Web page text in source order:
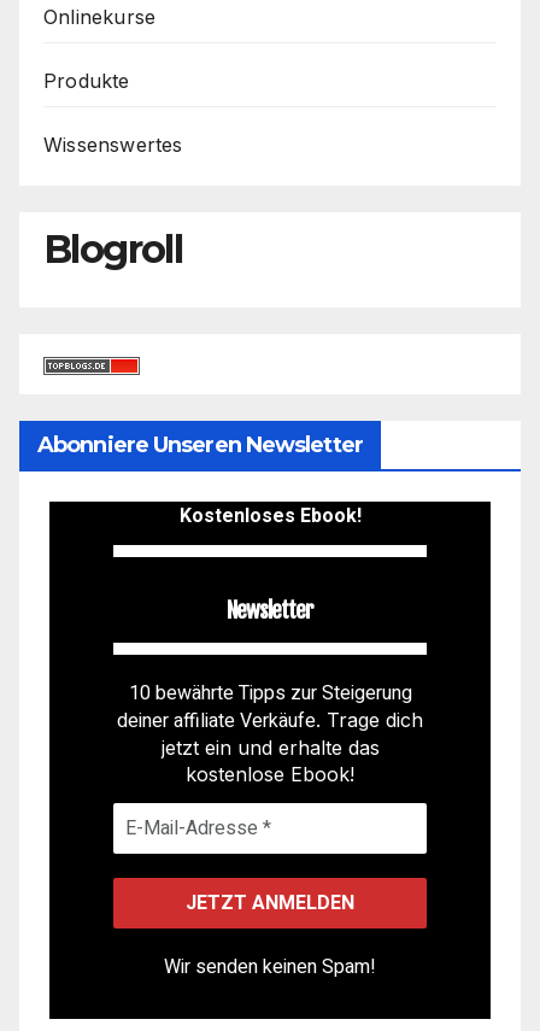
Onlinekurse
Produkte
Wissenswertes
Blogroll
Abonniere Unseren Newsletter
Kostenloses Ebook!
Newsletter
10 bewährte Tipps zur Steigerung
deiner affiliate Verkäufe. Trage dich
jetzt ein und erhalte das
kostenlose Ebook!
Wir senden keinen Spam!